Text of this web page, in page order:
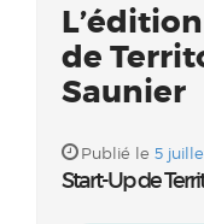
de
Saunier
Publié le 5
Start-Up de